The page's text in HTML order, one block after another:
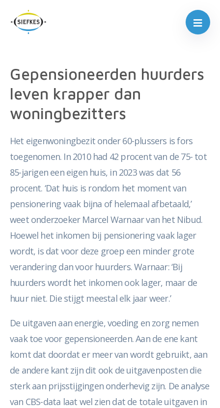
Gepensioneerden huurders
leven krapper dan
woningbezitters
Het eigenwoningbezit onder 60-plussers is fors
toegenomen. In 2010 had 42 procent van de 75- tot
85-jarigen een eigen huis, in 2023 was dat 56
procent. ‘Dat huis is rondom het moment van
pensionering vaak bijna of helemaal afbetaald,’
weet onderzoeker Marcel Warnaar van het Nibud.
Hoewel het inkomen bij pensionering vaak lager
wordt, is dat voor deze groep een minder grote
verandering dan voor huurders. Warnaar: ‘Bij
huurders wordt het inkomen ook lager, maar de
huur niet. Die stijgt meestal elk jaar weer.’
De uitgaven aan energie, voeding en zorg nemen
vaak toe voor gepensioneerden. Aan de ene kant
komt dat doordat er meer van wordt gebruikt, aan
de andere kant zijn dit ook de uitgavenposten die
sterk aan prijsstijgingen onderhevig zijn. De analyse
van CBS-data laat wel zien dat de totale uitgaven in